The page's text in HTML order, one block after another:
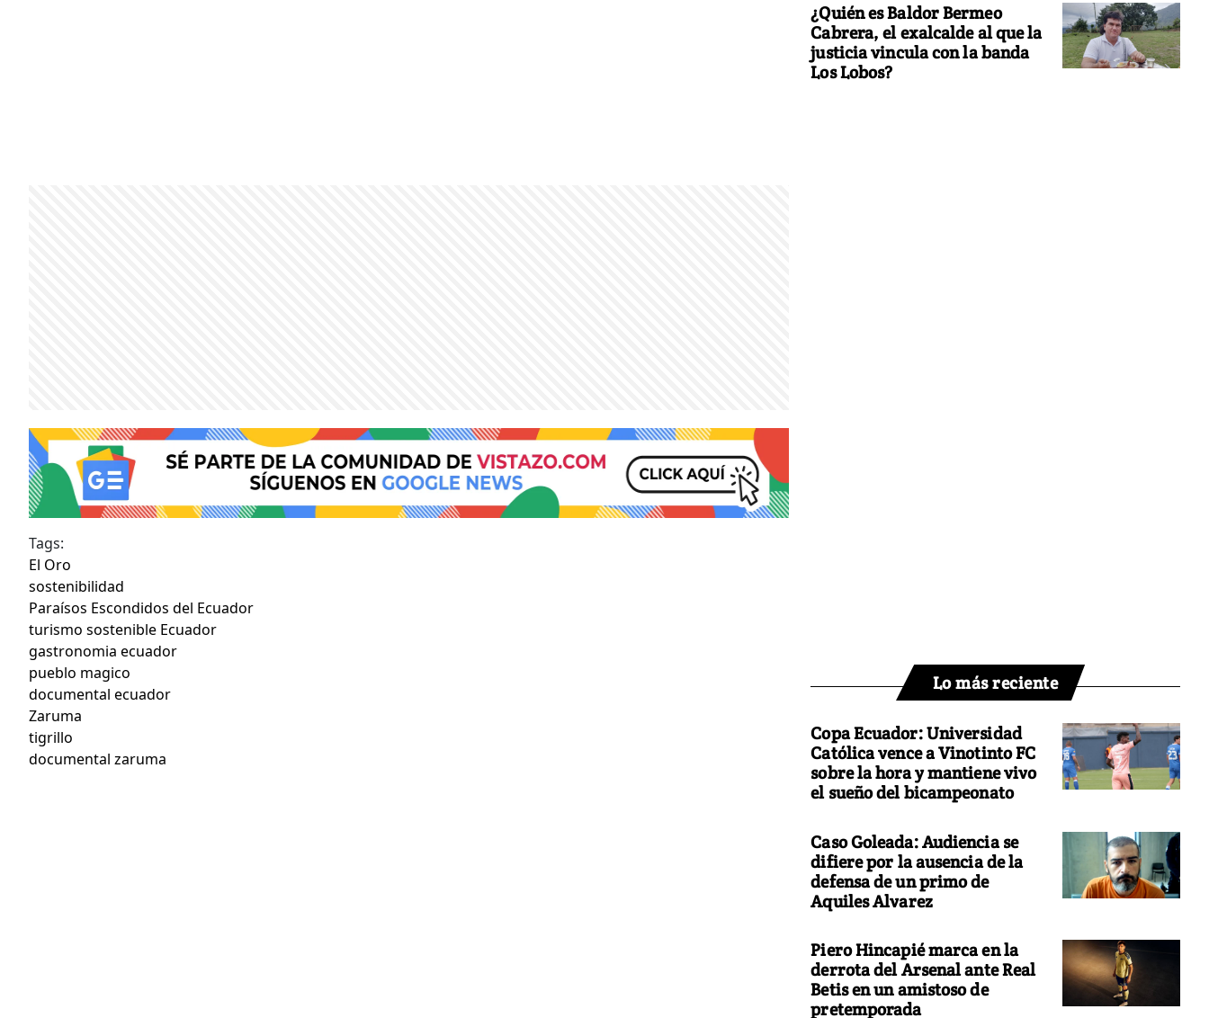
Tags:
El Oro
sostenibilidad
Paraísos Escondidos del Ecuador
turismo sostenible Ecuador
gastronomia ecuador
pueblo magico
documental ecuador
Zaruma
tigrillo
documental zaruma
¿Quién es Baldor Bermeo
Cabrera, el exalcalde al que la
justicia vincula con la banda
Los Lobos?
Lo más reciente
Copa Ecuador: Universidad
Católica vence a Vinotinto FC
sobre la hora y mantiene vivo
el sueño del bicampeonato
Caso Goleada: Audiencia se
difiere por la ausencia de la
defensa de un primo de
Aquiles Alvarez
Piero Hincapié marca en la
derrota del Arsenal ante Real
Betis en un amistoso de
pretemporada